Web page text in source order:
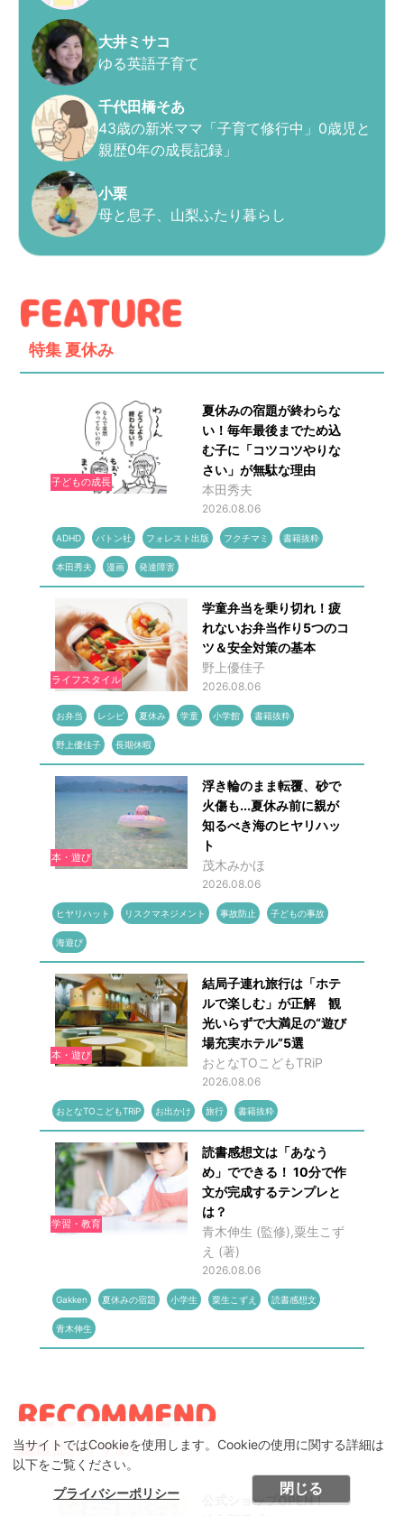
当サイトではCookieを使用します。Cookieの使用に関する詳細は
以下をご覧ください。
プライバシーポリシー
閉じる
大井ミサコ
ゆる英語子育て
千代田橋そあ
43歳の新米ママ「子育て修行中」0歳児と
親歴0年の成長記録」
小栗
母と息子、山梨ふたり暮らし
特集 夏休み
子どもの成長
夏休みの宿題が終わらな
い！毎年最後までため込
む子に「コツコツやりな
さい」が無駄な理由
本田秀夫
2026.08.06
ADHD バトン社 フォレスト出版 フクチマミ 書籍抜粋
本田秀夫 漫画 発達障害
ライフスタイル
学童弁当を乗り切れ！疲
れないお弁当作り5つのコ
ツ＆安全対策の基本
野上優佳子
2026.08.06
お弁当 レシピ 夏休み 学童 小学館 書籍抜粋
野上優佳子 長期休暇
本・遊び
浮き輪のまま転覆、砂で
火傷も...夏休み前に親が
知るべき海のヒヤリハッ
ト
茂木みかほ
2026.08.06
ヒヤリハット リスクマネジメント 事故防止 子どもの事故
海遊び
本・遊び
結局子連れ旅行は「ホテ
ルで楽しむ」が正解 観
光いらずで大満足の“遊び
場充実ホテル”5選
おとなTOこどもTRiP
2026.08.06
おとなTOこどもTRiP お出かけ 旅行 書籍抜粋
学習・教育
読書感想文は「あなう
め」でできる！ 10分で作
文が完成するテンプレと
は？
青木伸生 (監修),粟生こず
え (著)
2026.08.06
Gakken 夏休みの宿題 小学生 粟生こずえ 読書感想文
青木伸生
編集部おすすめ
公式ショップOPEN！